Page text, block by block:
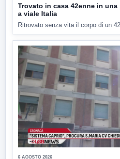
Trovato in casa 42enne in
a viale Italia
Ritrovato senza vita il corpo di un
6 AGOSTO 2026